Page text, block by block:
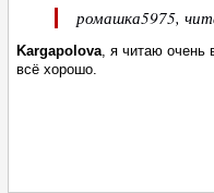
ромашка5975,
Kargapolova, я читаю очень
всё хорошо.